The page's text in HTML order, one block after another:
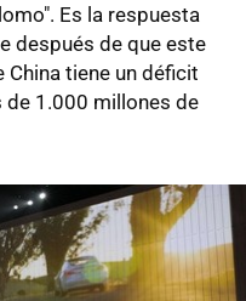
Es la respuesta
después de que este
China tiene un déficit
1.000 millones de